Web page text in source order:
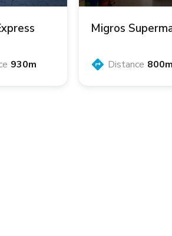
930m
Migros
Distance 800m